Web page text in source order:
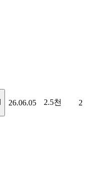
26.06.05 2.5천 2